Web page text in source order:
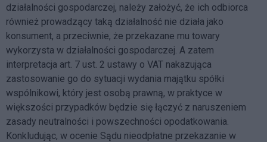
działalności gospodarczej, należy założyć, że ich odbiorca
również prowadzący taką działalność nie działa jako
konsument, a przeciwnie, że przekazane mu towary
wykorzysta w działalności gospodarczej. A zatem
interpretacja art. 7 ust. 2 ustawy o VAT nakazująca
zastosowanie go do sytuacji wydania majątku spółki
wspólnikowi, który jest osobą prawną, w praktyce w
większości przypadków będzie się łączyć z naruszeniem
zasady neutralności i powszechności opodatkowania.
Konkludując, w ocenie Sądu nieodpłatne przekazanie w